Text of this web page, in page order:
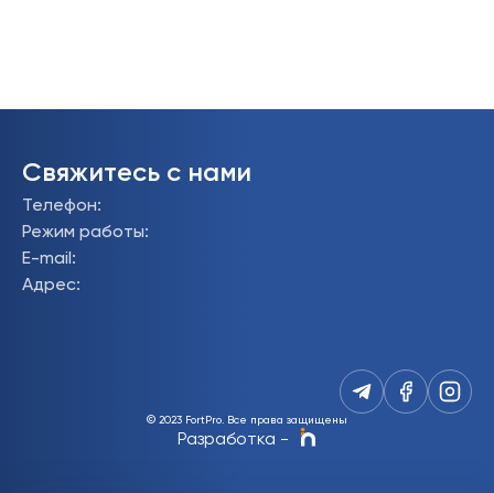
Свяжитесь с нами
Телефон:
Режим работы:
E-mail :
Адрес:
© 2023 FortPro. Все права защищены
Разработка -